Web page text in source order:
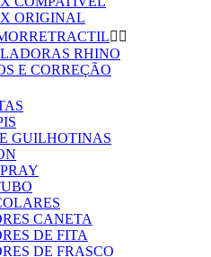
ORIGINAL
 
RHINO
E CORREÇÃO
GUILHOTINAS
CANETA
DE FITA
DE FRASCO